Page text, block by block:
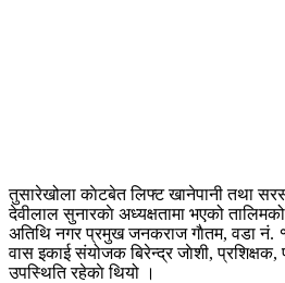
तुसारेखोला काेटबेत लिफ्ट खानेपानी तथा
देवीलाल सुनारकाे अध्यक्षतामा भएको
अतिथि नगर प्रमुख जनकराज गाैतम, वडा नं. १
वास इकाई संयोजक बिरेन्द्र जाेशी, प्रशिक्षक,
उपस्थिति रहेकाे थियो ।